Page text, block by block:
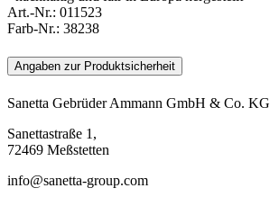
Art.-Nr.: 011523
Farb-Nr.: 38238
Angaben zur Produktsicherheit
Sanetta Gebrüder Ammann GmbH & Co. KG
Sanettastraße 1,
72469 Meßstetten
info@sanetta-group.com